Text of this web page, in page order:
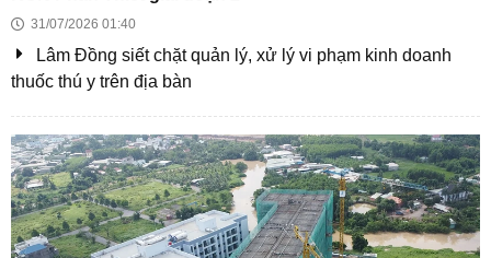
Xu hướng nhà vườn hồ bơi: Không gian nghỉ
dưỡng sinh thái tại gia